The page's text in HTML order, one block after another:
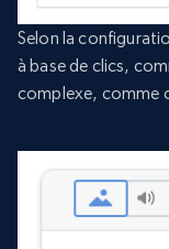
Selon la
à base de clics,
complexe, comme